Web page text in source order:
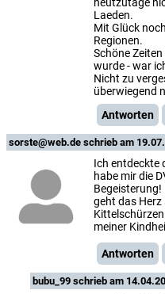
Laeden.
Mit Glück
Regionen.
Schöne
wurde - war
Nicht zu
überwiegend
Antworten
sorste@web.de schrieb am
Ich entdeckte
habe mir die
geht das Herz
meiner
Antworten
bubu_99 schrieb am